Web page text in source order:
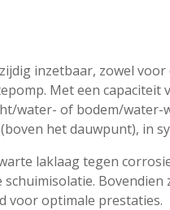
inzetbaar, zowel
Met een
water- of bodem/
het dauwpunt), in
laklaag tegen
voor optimale prestaties.